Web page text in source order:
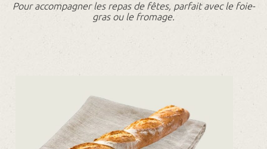
Pour accompagner les repas de fêtes, parfait avec le foie-
gras ou le fromage.